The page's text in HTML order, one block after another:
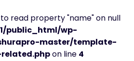
read property "name" on null
public_html/wp-
master/template-
on line 4